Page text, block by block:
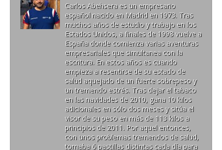
Carlos Abehsera es un empresario
español nacido en Madrid en 1973. Tras
muchos años de estudio y trabajo en los
Estados Unidos, a finales de 1998 vuelve a
España donde comienza varias aventuras
empresariales que simultanea con la
escritura. En estos años es cuando
empieza a resentirse de su estado de
salud aquejado de un fuerte sobrepeso y
un tremendo estrés. Tras dejar el tabaco
en las navidades de 2010, gana 10 kilos
adicionales en sólo dos meses y sitúa el
visor de su peso en más de 113 kilos a
principios de 2011. Por aquel entonces,
con unos problemas tremendos de salud,
tomaba 6 pastillas distintas cada día para